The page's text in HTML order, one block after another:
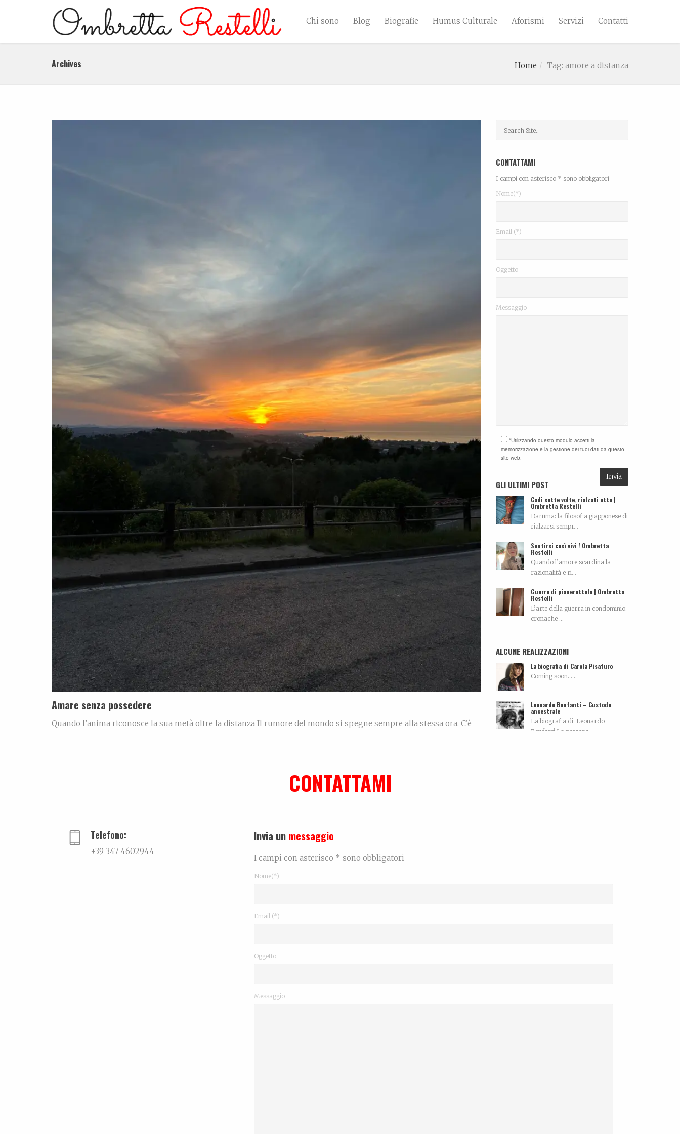
Chi sono Blog Biografie Humus Culturale Aforismi Servizi Contatti
Archives Home Tag: amore a distanza
Amare senza possedere
Quando l’anima riconosce la sua metà oltre la distanza Il rumore del mondo si spegne sempre alla stessa ora. C’è
CONTATTAMI
I campi con asterisco * sono obbligatori
Nome(*)
Email (*)
Oggetto
Messaggio
*Utilizzando questo modulo accetti la
memorizzazione e la gestione dei tuoi dati da questo
sito web.
GLI ULTIMI POST
Cadi sette volte, rialzati otto |
Ombretta Restelli
Daruma: la filosofia giapponese di
rialzarsi sempr...
Sentirsi così vivi ! Ombretta
Restelli
Quando l’amore scardina la
razionalità e ri...
Guerre di pianerottolo | Ombretta
Restelli
L’arte della guerra in condominio:
cronache ...
ALCUNE REALIZZAZIONI
La biografia di Carola Pisaturo
Coming soon…...
Leonardo Bonfanti – Custode
ancestrale
La biografia di Leonardo
Bonfanti La persona...
CONTATTAMI
Telefono:
+39 347 4602944
Invia un messaggio
I campi con asterisco * sono obbligatori
Nome(*)
Email (*)
Oggetto
Messaggio